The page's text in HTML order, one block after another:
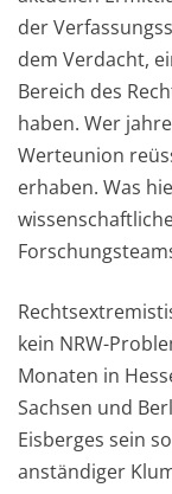
der
dem Verdacht,
Bereich des
haben. Wer
Werteunion
erhaben. Was
kein NRW-
Monaten in
Sachsen und
Eisberges sein
anständiger